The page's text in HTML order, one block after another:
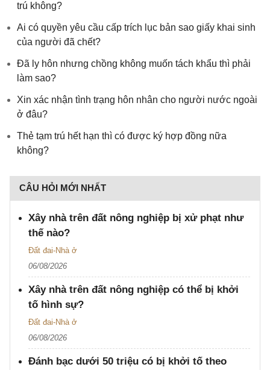
trú không?
Ai có quyền yêu cầu cấp trích lục bản sao giấy khai sinh
của người đã chết?
Đã ly hôn nhưng chồng không muốn tách khẩu thì phải
làm sao?
Xin xác nhận tình trạng hôn nhân cho người nước ngoài
ở đâu?
Thẻ tạm trú hết hạn thì có được ký hợp đồng nữa
không?
CÂU HỎI MỚI NHẤT
Xây nhà trên đất nông nghiệp bị xử phạt như
thế nào?
Đất đai-Nhà ở
06/08/2026
Xây nhà trên đất nông nghiệp có thể bị khởi
tố hình sự?
Đất đai-Nhà ở
06/08/2026
Đánh bạc dưới 50 triệu có bị khởi tố theo